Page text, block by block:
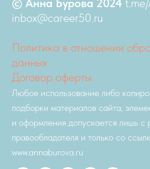
© Анна Бурова 2024
inbox@career50.ru
Политика в отношении
данных
Договор оферты
Любое использование либо
подборки материалов сайта,
и оформления допускается лишь с
правообладателя и только со
www.annaburova.ru